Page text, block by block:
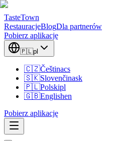
TasteTown
RestauracjeBlogDla partnerów
Pobierz aplikację
🇵🇱pl
🇨🇿Češtinacs
🇸🇰Slovenčinask
🇵🇱Polskipl
🇬🇧Englishen
Pobierz aplikację